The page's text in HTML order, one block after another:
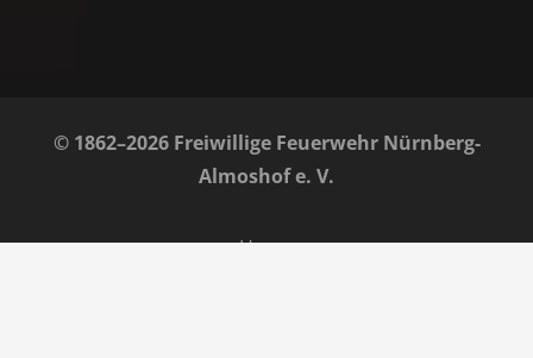
© 1862–2026 Freiwillige Feuerwehr Nürnberg-
Almoshof e. V.
Home